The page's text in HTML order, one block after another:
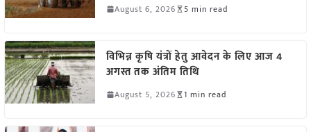
August 6, 2026 5 min read
विभिन्न कृषि यंत्रों हेतु आवेदन के लिए आज 4
अगस्त तक अंतिम तिथि
August 5, 2026 1 min read